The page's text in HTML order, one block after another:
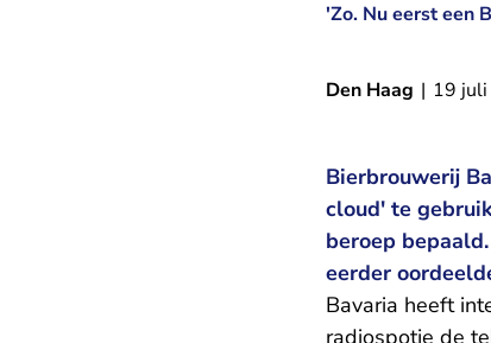
'Zo. Nu eerst een
Den Haag | 19
Bierbrouwerij
cloud' te
beroep
eerder
Bavaria heeft
radiospotje de